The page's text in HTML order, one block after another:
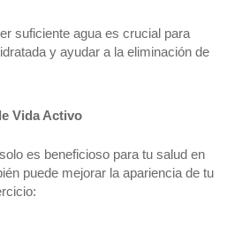
suficiente agua es crucial para
y ayudar a la eliminación de
Vida Activo
es beneficioso para tu salud en
puede mejorar la apariencia de tu